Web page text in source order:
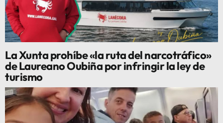
La Xunta prohíbe «la ruta del narcotráfico»
de Laureano Oubiña por infringir la ley de
turismo